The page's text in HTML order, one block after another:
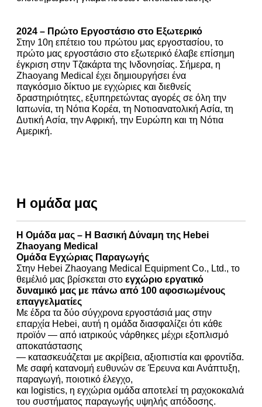
2024 – Πρώτο Εργοστάσιο στο Εξωτερικό
Στην 10η επέτειο του πρώτου μας εργοστασίου, το
πρώτο μας εργοστάσιο στο εξωτερικό έλαβε επίσημη
έγκριση στην Τζακάρτα της Ινδονησίας. Σήμερα, η
Zhaoyang Medical έχει δημιουργήσει ένα
παγκόσμιο δίκτυο με εγχώριες και διεθνείς
δραστηριότητες, εξυπηρετώντας αγορές σε όλη την
Ιαπωνία, τη Νότια Κορέα, τη Νοτιοανατολική Ασία, τη
Δυτική Ασία, την Αφρική, την Ευρώπη και τη Νότια
Αμερική.
Η ομάδα μας
Η Ομάδα μας – Η Βασική Δύναμη της Hebei
Zhaoyang Medical
Ομάδα Εγχώριας Παραγωγής
Στην Hebei Zhaoyang Medical Equipment Co., Ltd., το
θεμέλιό μας βρίσκεται στο εγχώριο εργατικό
δυναμικό μας με πάνω από 100 αφοσιωμένους
επαγγελματίες
Με έδρα τα δύο σύγχρονα εργοστάσιά μας στην
επαρχία Hebei, αυτή η ομάδα διασφαλίζει ότι κάθε
προϊόν — από ιατρικούς νάρθηκες μέχρι εξοπλισμό
αποκατάστασης
— κατασκευάζεται με ακρίβεια, αξιοπιστία και φροντίδα.
Με σαφή κατανομή ευθυνών σε Έρευνα και Ανάπτυξη,
παραγωγή, ποιοτικό έλεγχο,
και logistics, η εγχώρια ομάδα αποτελεί τη ραχοκοκαλιά
του συστήματος παραγωγής υψηλής απόδοσης.